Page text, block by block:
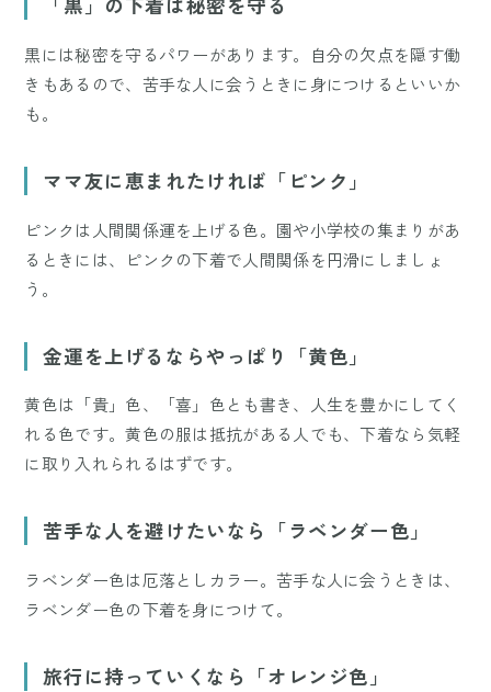
黒には秘密を守るパワーがあります。自分の欠点を隠す働
きもあるので、苦手な人に会うときに身につけるといいか
も。
ママ友に恵まれたければ「ピンク」
ピンクは人間関係運を上げる色。園や小学校の集まりがあ
るときには、ピンクの下着で人間関係を円滑にしましょ
う。
金運を上げるならやっぱり「黄色」
黄色は「貴」色、「喜」色とも書き、人生を豊かにしてく
れる色です。黄色の服は抵抗がある人でも、下着なら気軽
に取り入れられるはずです。
苦手な人を避けたいなら「ラベンダー色」
ラベンダー色は厄落としカラー。苦手な人に会うときは、
ラベンダー色の下着を身につけて。
旅行に持っていくなら「オレンジ色」